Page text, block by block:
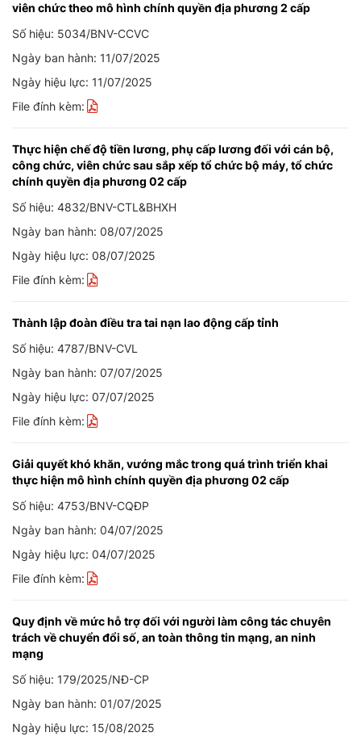
viên chức theo mô hình chính quyền địa phương 2 cấp
Số hiệu: 5034/BNV-CCVC
Ngày ban hành: 11/07/2025
Ngày hiệu lực: 11/07/2025
File đính kèm:
Thực hiện chế độ tiền lương, phụ cấp lương đối với cán bộ,
công chức, viên chức sau sắp xếp tổ chức bộ máy, tổ chức
chính quyền địa phương 02 cấp
Số hiệu: 4832/BNV-CTL&BHXH
Ngày ban hành: 08/07/2025
Ngày hiệu lực: 08/07/2025
File đính kèm:
Thành lập đoàn điều tra tai nạn lao động cấp tỉnh
Số hiệu: 4787/BNV-CVL
Ngày ban hành: 07/07/2025
Ngày hiệu lực: 07/07/2025
File đính kèm:
Giải quyết khó khăn, vướng mắc trong quá trình triển khai
thực hiện mô hình chính quyền địa phương 02 cấp
Số hiệu: 4753/BNV-CQĐP
Ngày ban hành: 04/07/2025
Ngày hiệu lực: 04/07/2025
File đính kèm:
Quy định về mức hỗ trợ đối với người làm công tác chuyên
trách về chuyển đổi số, an toàn thông tin mạng, an ninh
mạng
Số hiệu: 179/2025/NĐ-CP
Ngày ban hành: 01/07/2025
Ngày hiệu lực: 15/08/2025